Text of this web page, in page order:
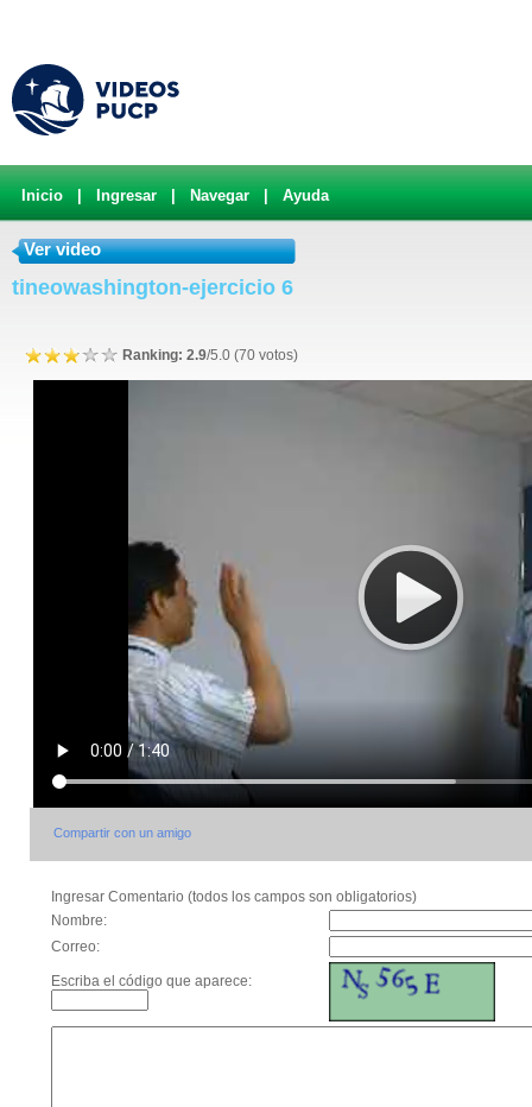
Inicio Ingresar Navegar Ayuda
Ver video
tineowashington-ejercicio 6
Ranking: 2.9/5.0 (70 votos)
Compartir con un amigo
Ingresar Comentario (todos los campos son obligatorios)
Nombre:
Correo:
Escriba el código que aparece: